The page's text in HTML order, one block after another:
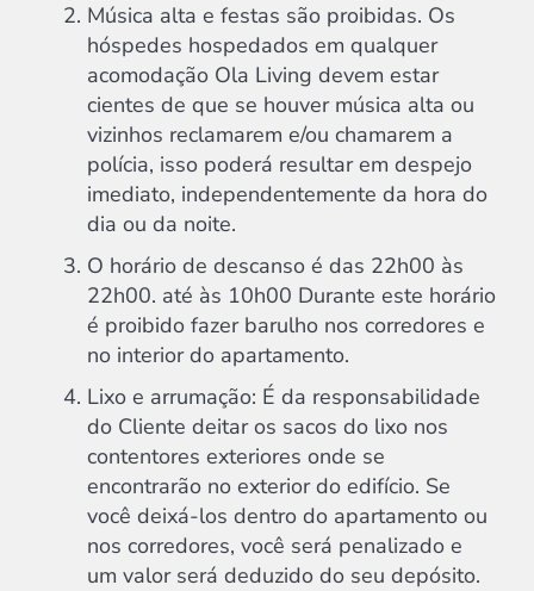
Música alta e festas são proibidas. Os
hóspedes hospedados em qualquer
acomodação Ola Living devem estar
cientes de que se houver música alta ou
vizinhos reclamarem e/ou chamarem a
polícia, isso poderá resultar em despejo
imediato, independentemente da hora do
dia ou da noite.
O horário de descanso é das 22h00 às
22h00. até às 10h00 Durante este horário
é proibido fazer barulho nos corredores e
no interior do apartamento.
Lixo e arrumação: É da responsabilidade
do Cliente deitar os sacos do lixo nos
contentores exteriores onde se
encontrarão no exterior do edifício. Se
você deixá-los dentro do apartamento ou
nos corredores, você será penalizado e
um valor será deduzido do seu depósito.